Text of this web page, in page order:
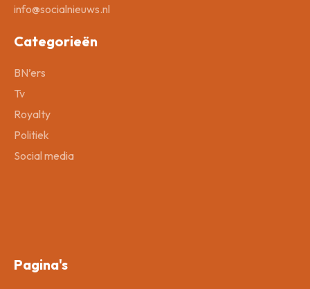
info@socialnieuws.nl
Categorieën
BN’ers
Tv
Royalty
Politiek
Social media
Pagina's